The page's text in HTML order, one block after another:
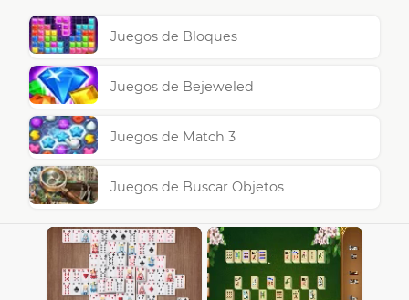
Juegos de Bloques
Juegos de Bejeweled
Juegos de Match 3
Juegos de Buscar Objetos